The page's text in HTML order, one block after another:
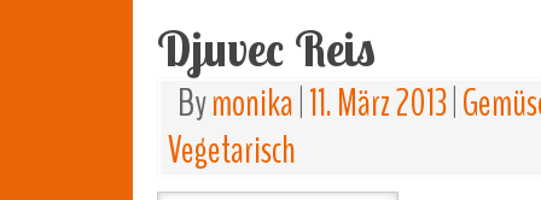
Djuvec Reis
Bymonika 11. März 2013
Vegetarisch